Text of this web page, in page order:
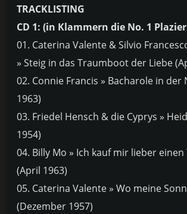
TRACKLISTING
CD 1: (in Klammern die No. 1
01. Caterina Valente & Silvio
» Steig in das Traumboot der Liebe
02. Connie Francis » Bacharole in der
1963)
03. Friedel Hensch & die Cyprys »
1954)
04. Billy Mo » Ich kauf mir lieber
(April 1963)
05. Caterina Valente » Wo meine
(Dezember 1957)